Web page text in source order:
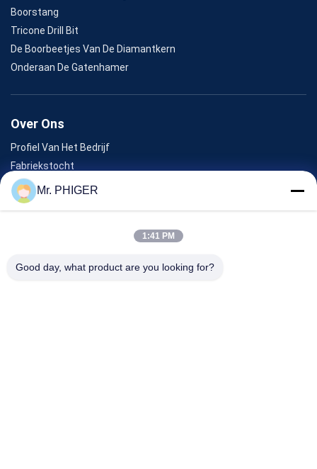
Boorstang
Tricone Drill Bit
De Boorbeetjes Van De Diamantkern
Onderaan De Gatenhamer
Over Ons
Profiel Van Het Bedrijf
Fabriekstocht
Kwaliteitscontrole
Sitemap
Evenementen
Mr. PHIGER
1:41 PM
Good day, what product are you looking for?